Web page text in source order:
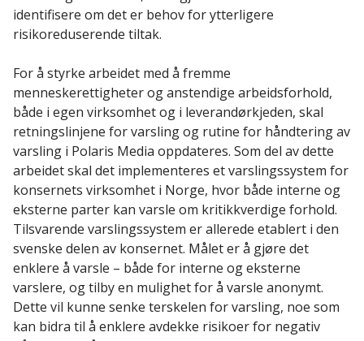
identifisere om det er behov for ytterligere
risikoreduserende tiltak.
For å styrke arbeidet med å fremme
menneskerettigheter og anstendige arbeidsforhold,
både i egen virksomhet og i leverandørkjeden, skal
retningslinjene for varsling og rutine for håndtering av
varsling i Polaris Media oppdateres. Som del av dette
arbeidet skal det implementeres et varslingssystem for
konsernets virksomhet i Norge, hvor både interne og
eksterne parter kan varsle om kritikkverdige forhold.
Tilsvarende varslingssystem er allerede etablert i den
svenske delen av konsernet. Målet er å gjøre det
enklere å varsle – både for interne og eksterne
varslere, og tilby en mulighet for å varsle anonymt.
Dette vil kunne senke terskelen for varsling, noe som
kan bidra til å enklere avdekke risikoer for negativ